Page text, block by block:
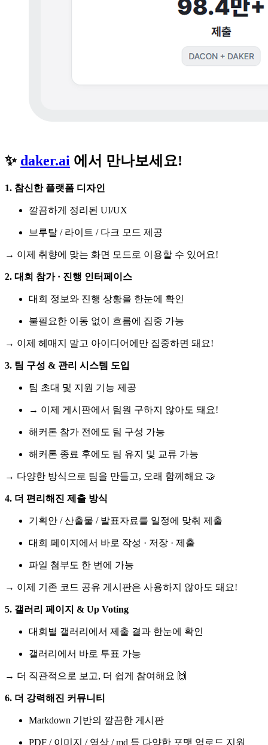
✨ daker.ai 에서 만나보세요!
1. 참신한 플랫폼 디자인
깔끔하게 정리된 UI/UX
브루탈 / 라이트 / 다크 모드 제공
→ 이제 취향에 맞는 화면 모드로 이용할 수 있어요!
2. 대회 참가 · 진행 인터페이스
대회 정보와 진행 상황을 한눈에 확인
불필요한 이동 없이 흐름에 집중 가능
→ 이제 헤매지 말고 아이디어에만 집중하면 돼요!
3. 팀 구성 & 관리 시스템 도입
팀 초대 및 지원 기능 제공
→ 이제 게시판에서 팀원 구하지 않아도 돼요!
해커톤 참가 전에도 팀 구성 가능
해커톤 종료 후에도 팀 유지 및 교류 가능
→ 다양한 방식으로 팀을 만들고, 오래 함께해요 🤝
4. 더 편리해진 제출 방식
기획안 / 산출물 / 발표자료를 일정에 맞춰 제출
대회 페이지에서 바로 작성 · 저장 · 제출
파일 첨부도 한 번에 가능
→ 이제 기존 코드 공유 게시판은 사용하지 않아도 돼요!
5. 갤러리 페이지 & Up Voting
대회별 갤러리에서 제출 결과 한눈에 확인
갤러리에서 바로 투표 가능
→ 더 직관적으로 보고, 더 쉽게 참여해요 🙌
6. 더 강력해진 커뮤니티
Markdown 기반의 깔끔한 게시판
PDF / 이미지 / 영상 / md 등 다양한 포맷 업로드 지원